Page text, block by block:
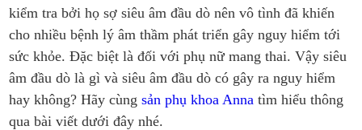
kiểm tra bởi họ sợ siêu âm đầu dò nên vô tình đã khiến
cho nhiều bệnh lý âm thầm phát triển gây nguy hiểm tới
sức khỏe. Đặc biệt là đối với phụ nữ mang thai. Vậy siêu
âm đầu dò là gì và siêu âm đầu dò có gây ra nguy hiểm
hay không? Hãy cùngsản phụ khoa Anna tìm hiểu thông
qua bài viết dưới đây nhé.